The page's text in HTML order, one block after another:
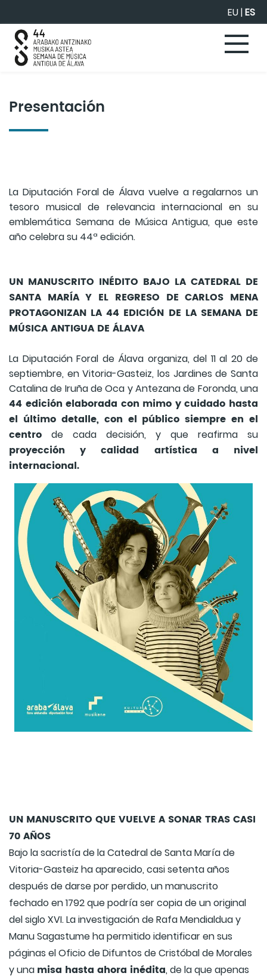
EU|ES
Presentación
La Diputación Foral de Álava vuelve a regalarnos un
tesoro musical de relevancia internacional en su
emblemática Semana de Música Antigua, que este
año celebra su 44ª edición.
UN MANUSCRITO INÉDITO BAJO LA CATEDRAL DE
SANTA MARÍA Y EL REGRESO DE CARLOS MENA
PROTAGONIZAN LA 44 EDICIÓN DE LA SEMANA DE
MÚSICA ANTIGUA DE ÁLAVA
La Diputación Foral de Álava organiza, del 11 al 20 de
septiembre, en Vitoria-Gasteiz, los Jardines de Santa
Catalina de Iruña de Oca y Antezana de Foronda, una
44 edición elaborada con mimo y cuidado hasta
el último detalle, con el público siempre en el
centro de cada decisión, y que reafirma su
proyección y calidad artística a nivel
internacional.
UN MANUSCRITO QUE VUELVE A SONAR TRAS CASI
70 AÑOS
Bajo la sacristía de la Catedral de Santa María de
Vitoria-Gasteiz ha aparecido, casi setenta años
después de darse por perdido, un manuscrito
fechado en 1792 que podría ser copia de un original
del siglo XVI. La investigación de Rafa Mendialdua y
Manu Sagastume ha permitido identificar en sus
páginas el Oficio de Difuntos de Cristóbal de Morales
y una misa hasta ahora inédita, de la que apenas